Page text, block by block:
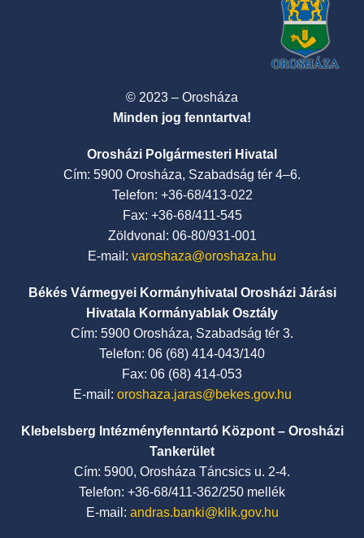
© 2023 – Orosháza
Minden jog fenntartva!
Orosházi Polgármesteri Hivatal
Cím: 5900 Orosháza, Szabadság tér 4–6.
Telefon: +36-68/413-022
Fax: +36-68/411-545
Zöldvonal: 06-80/931-001
E-mail: varoshaza@oroshaza.hu
Békés Vármegyei Kormányhivatal Orosházi Járási
Hivatala Kormányablak Osztály
Cím: 5900 Orosháza, Szabadság tér 3.
Telefon: 06 (68) 414-043/140
Fax: 06 (68) 414-053
E-mail: oroshaza.jaras@bekes.gov.hu
Klebelsberg Intézményfenntartó Központ – Orosházi
Tankerület
Cím: 5900, Orosháza Táncsics u. 2-4.
Telefon: +36-68/411-362/250 mellék
E-mail: andras.banki@klik.gov.hu